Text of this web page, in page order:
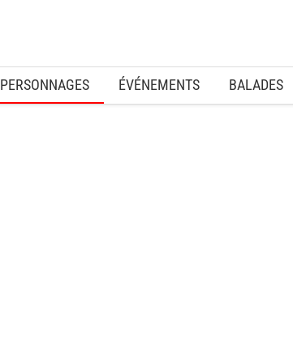
PERSONNAGES ÉVÉNEMENTS BALADES